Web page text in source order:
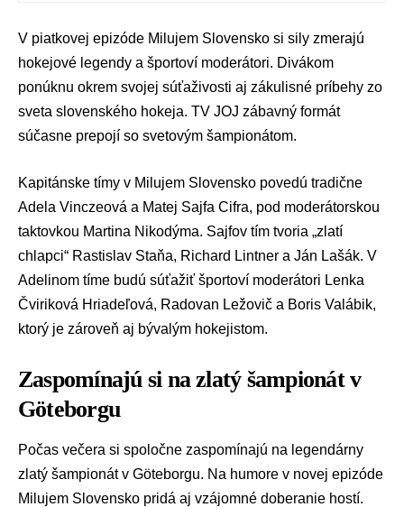
V piatkovej epizóde Milujem Slovensko si sily zmerajú
hokejové legendy a športoví moderátori. Divákom
ponúknu okrem svojej súťaživosti aj zákulisné príbehy zo
sveta slovenského hokeja. TV JOJ zábavný formát
súčasne prepojí so svetovým šampionátom.
Kapitánske tímy v Milujem Slovensko povedú tradične
Adela Vinczeová a Matej Sajfa Cifra, pod moderátorskou
taktovkou Martina Nikodýma. Sajfov tím tvoria „zlatí
chlapci“ Rastislav Staňa, Richard Lintner a Ján Lašák. V
Adelinom tíme budú súťažiť športoví moderátori Lenka
Čviriková Hriadeľová, Radovan Ležovič a Boris Valábik,
ktorý je zároveň aj bývalým hokejistom.
Zaspomínajú si na zlatý šampionát v
Göteborgu
Počas večera si spoločne zaspomínajú na legendárny
zlatý šampionát v Göteborgu. Na humore v novej epizóde
Milujem Slovensko pridá aj vzájomné doberanie hostí.